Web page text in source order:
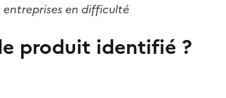
entreprises en difficulté
produit identifié ?